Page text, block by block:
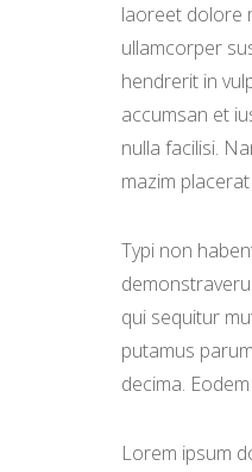
laoreet dolore
ullamcorper
hendrerit in
accumsan et
nulla facilisi.
mazim
Typi non
qui sequitur
putamus
decima.
Lorem ipsum